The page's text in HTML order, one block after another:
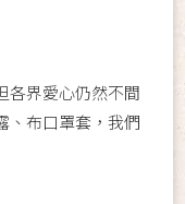
各界愛心仍然不間
、布口罩套，我們